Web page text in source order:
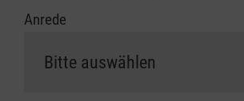
erfolgt eine Abrechnung der
Die notwendigen Formulare
Anrede